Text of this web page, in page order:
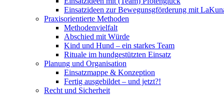
Einsatzideen zur Bewegunsgförderung mit
Praxisorientierte Methoden
Methodenvielfalt
Abschied mit Würde
Kind und Hund – ein starkes Team
Rituale im hundgestützten Einsatz
Planung und Organisation
Einsatzmappe & Konzeption
Fertig ausgebildet – und jetzt?!
Recht und Sicherheit